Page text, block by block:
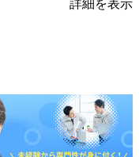
詳細を表示